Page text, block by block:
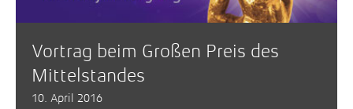
Vortrag beim Großen Preis des
Mittelstandes
10. April 2016